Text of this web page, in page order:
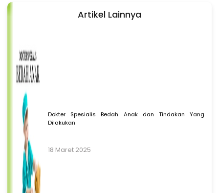
Artikel Lainnya
Dokter Spesialis Bedah Anak dan Tindakan Yang
Dilakukan
18 Maret 2025